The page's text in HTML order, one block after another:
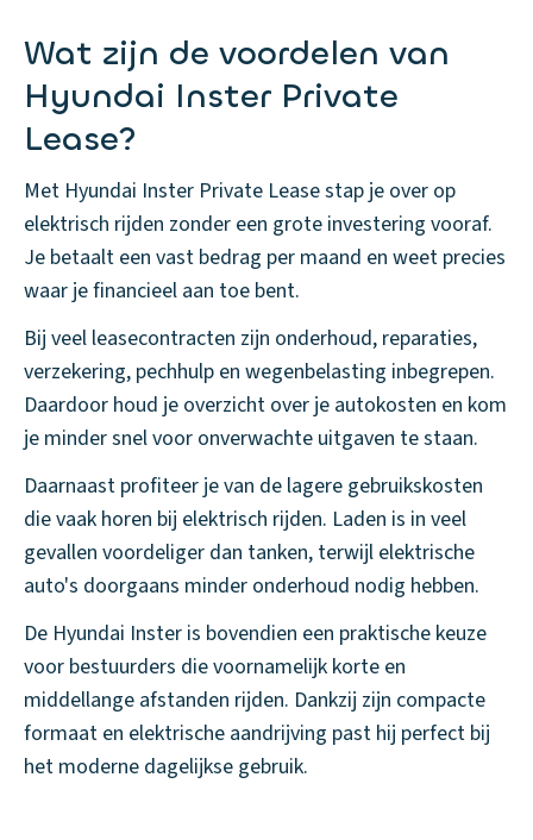
Wat zijn de voordelen van
Hyundai Inster Private
Lease?
Met Hyundai Inster Private Lease stap je over op
elektrisch rijden zonder een grote investering vooraf.
Je betaalt een vast bedrag per maand en weet precies
waar je financieel aan toe bent.
Bij veel leasecontracten zijn onderhoud, reparaties,
verzekering, pechhulp en wegenbelasting inbegrepen.
Daardoor houd je overzicht over je autokosten en kom
je minder snel voor onverwachte uitgaven te staan.
Daarnaast profiteer je van de lagere gebruikskosten
die vaak horen bij elektrisch rijden. Laden is in veel
gevallen voordeliger dan tanken, terwijl elektrische
auto's doorgaans minder onderhoud nodig hebben.
De Hyundai Inster is bovendien een praktische keuze
voor bestuurders die voornamelijk korte en
middellange afstanden rijden. Dankzij zijn compacte
formaat en elektrische aandrijving past hij perfect bij
het moderne dagelijkse gebruik.